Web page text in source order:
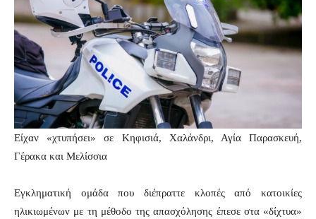
Είχαν «χτυπήσει» σε Κηφισιά, Χαλάνδρι, Αγία Παρασκευή,
Γέρακα και Μελίσσια
Εγκληματική ομάδα που διέπραττε κλοπές από κατοικίες
ηλικιωμένων με τη μέθοδο της απασχόλησης έπεσε στα «δίχτυα»